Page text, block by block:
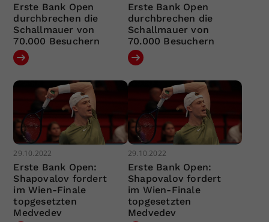
Erste Bank Open
durchbrechen die
Schallmauer von
70.000 Besuchern
Erste Bank Open
durchbrechen die
Schallmauer von
70.000 Besuchern
29.10.2022
Erste Bank Open:
Shapovalov fordert
im Wien-Finale
topgesetzten
Medvedev
29.10.2022
Erste Bank Open:
Shapovalov fordert
im Wien-Finale
topgesetzten
Medvedev